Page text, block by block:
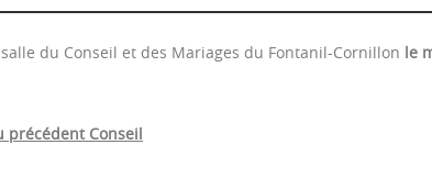
du Conseil et des Mariages du Fontanil-Cornillon le
Conseil